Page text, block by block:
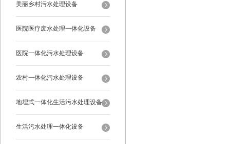
美丽乡村污水处理设备
医院医疗废水处理一体化设备
医院一体化污水处理设备
农村一体化污水处理设备
地埋式一体化生活污水处理设备
生活污水处理一体化设备